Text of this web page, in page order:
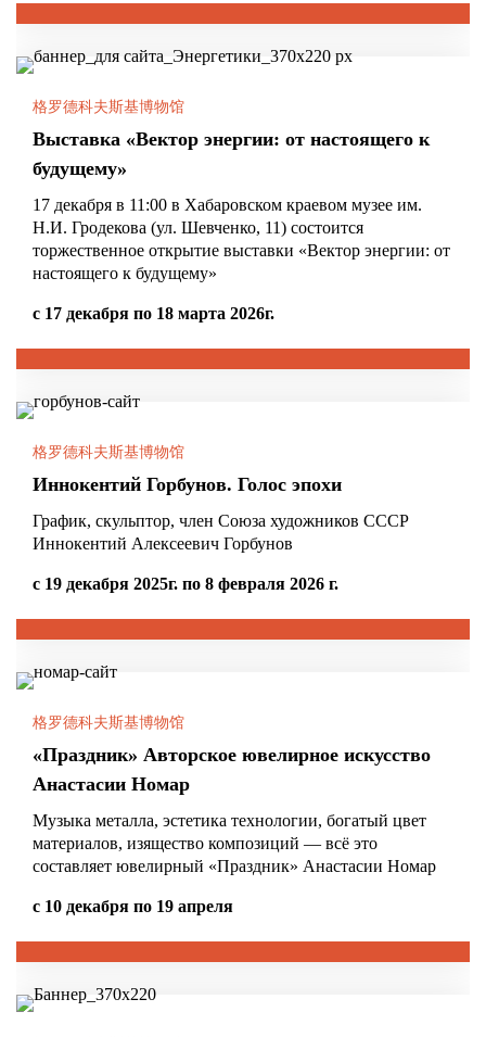
格罗德科夫斯基博物馆
Выставка «Вектор энергии: от настоящего к
будущему»
17 декабря в 11:00 в Хабаровском краевом музее им.
Н.И. Гродекова (ул. Шевченко, 11) состоится
торжественное открытие выставки «Вектор энергии: от
настоящего к будущему»
с 17 декабря по 18 марта 2026г.
格罗德科夫斯基博物馆
Иннокентий Горбунов. Голос эпохи
График, скульптор, член Союза художников СССР
Иннокентий Алексеевич Горбунов
с 19 декабря 2025г. по 8 февраля 2026 г.
格罗德科夫斯基博物馆
«Праздник» Авторское ювелирное искусство
Анастасии Номар
Музыка металла, эстетика технологии, богатый цвет
материалов, изящество композиций — всё это
составляет ювелирный «Праздник» Анастасии Номар
с 10 декабря по 19 апреля